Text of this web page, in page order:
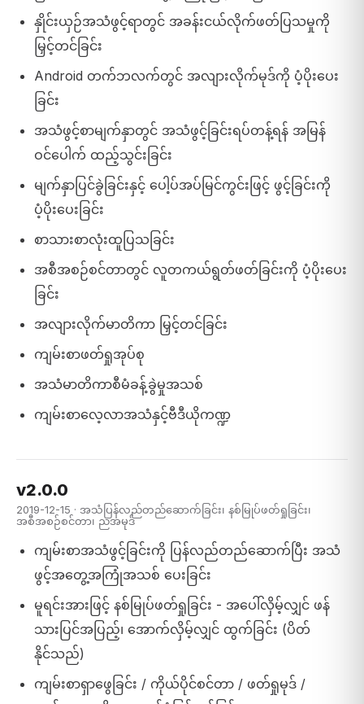
နှိုင်းယှဉ်အသံဖွင့်ရာတွင် အခန်းငယ်လိုက်ဖတ်ပြသမှုကို
မြှင့်တင်ခြင်း
Android တက်ဘလက်တွင် အလျားလိုက်မုဒ်ကို ပံ့ပိုးပေး
ခြင်း
အသံဖွင့်စာမျက်နှာတွင် အသံဖွင့်ခြင်းရပ်တန့်ရန် အမြန်
ဝင်ပေါက် ထည့်သွင်းခြင်း
မျက်နှာပြင်ခွဲခြင်းနှင့် ပေါ့ပ်အပ်မြင်ကွင်းဖြင့် ဖွင့်ခြင်းကို
ပံ့ပိုးပေးခြင်း
စာသားစာလုံးထူပြသခြင်း
အစီအစဉ်စင်တာတွင် လူတကယ်ရွတ်ဖတ်ခြင်းကို ပံ့ပိုးပေး
ခြင်း
အလျားလိုက်မာတိကာ မြှင့်တင်ခြင်း
ကျမ်းစာဖတ်ရှုအုပ်စု
အသံမာတိကာစီမံခန့်ခွဲမှုအသစ်
ကျမ်းစာလေ့လာအသံနှင့်ဗီဒီယိုကဏ္ဍ
v2.0.0
2019-12-15 · အသံပြန်လည်တည်ဆောက်ခြင်း၊ နစ်မြုပ်ဖတ်ရှုခြင်း၊
အစီအစဉ်စင်တာ၊ ညအမုဒ်
ကျမ်းစာအသံဖွင့်ခြင်းကို ပြန်လည်တည်ဆောက်ပြီး အသံ
ဖွင့်အတွေ့အကြုံအသစ် ပေးခြင်း
မူရင်းအားဖြင့် နစ်မြုပ်ဖတ်ရှုခြင်း - အပေါ်လှိမ့်လျှင် ဖန်
သားပြင်အပြည့်၊ အောက်လှိမ့်လျှင် ထွက်ခြင်း (ပိတ်
နိုင်သည်)
ကျမ်းစာရှာဖွေခြင်း / ကိုယ်ပိုင်စင်တာ / ဖတ်ရှုမုဒ် /